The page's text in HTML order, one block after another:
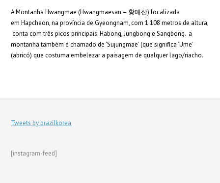
A Montanha Hwangmae (Hwangmaesan – 황매산) localizada
em Hapcheon, na província de Gyeongnam, com 1.108 metros de altura,
conta com três picos principais: Habong, Jungbong e Sangbong. a
montanha também é chamado de ‘Sujungmae’ (que significa ‘Ume’
(abricó) que costuma embelezar a paisagem de qualquer lago/riacho.
Tweets by brazilkorea
[instagram-feed]